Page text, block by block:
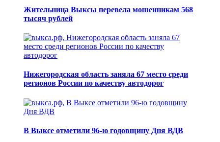
Жительница Выксы перевела мошенникам 568
тысяч рублей
Нижегородская область заняла 67 место среди
регионов России по качеству автодорог
В Выксе отметили 96-ю годовщину Дня ВДВ